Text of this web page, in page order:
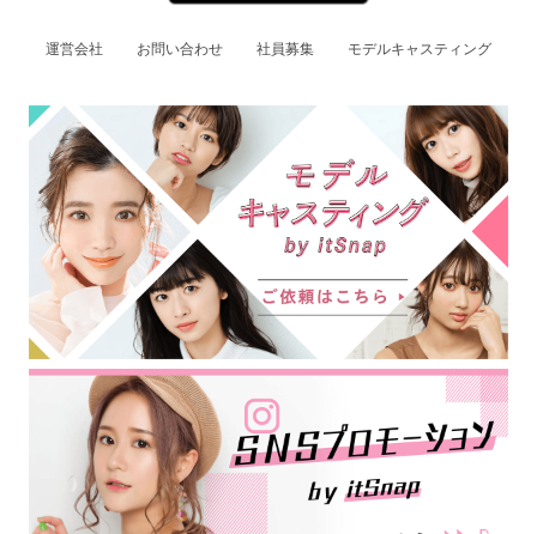
運営会社 お問い合わせ 社員募集 モデルキャスティング